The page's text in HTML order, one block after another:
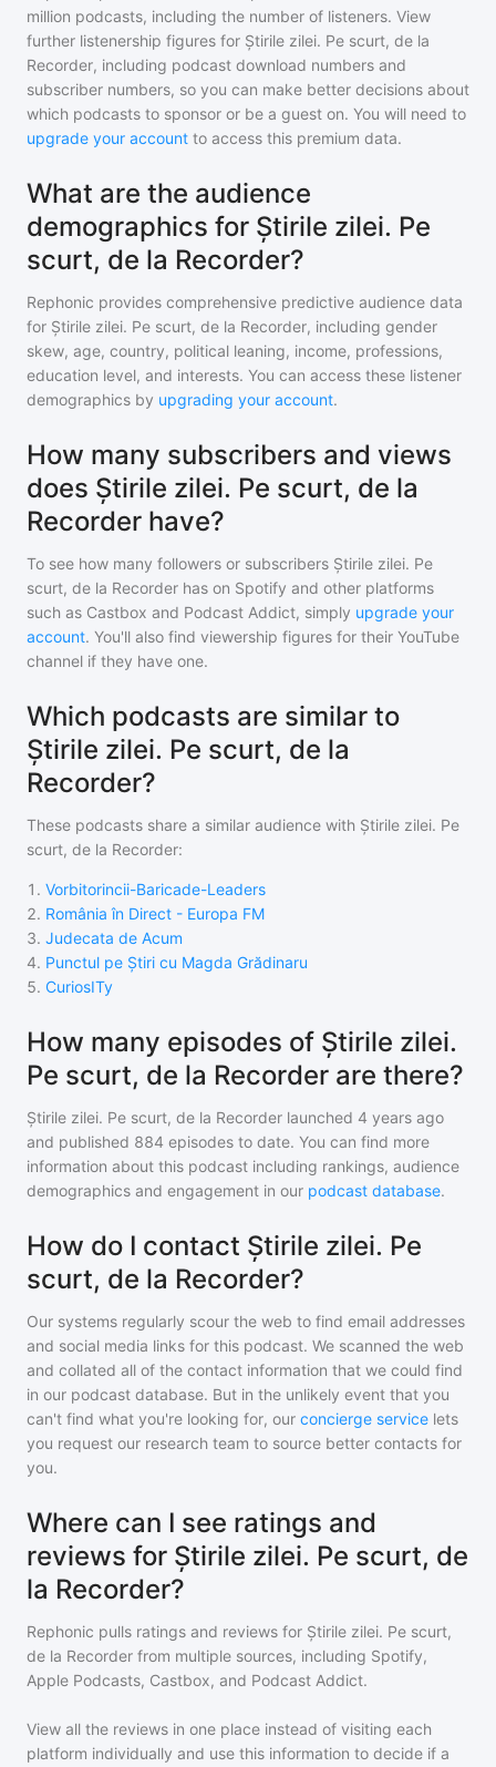
million podcasts, including the number of listeners. View
further listenership figures for Știrile zilei. Pe scurt, de la
Recorder, including podcast download numbers and
subscriber numbers, so you can make better decisions about
which podcasts to sponsor or be a guest on. You will need to
upgrade your account to access this premium data.
What are the audience
demographics for Știrile zilei. Pe
scurt, de la Recorder?
Rephonic provides comprehensive predictive audience data
for Știrile zilei. Pe scurt, de la Recorder, including gender
skew, age, country, political leaning, income, professions,
education level, and interests. You can access these listener
demographics by upgrading your account.
How many subscribers and views
does Știrile zilei. Pe scurt, de la
Recorder have?
To see how many followers or subscribers Știrile zilei. Pe
scurt, de la Recorder has on Spotify and other platforms
such as Castbox and Podcast Addict, simply upgrade your
account. You'll also find viewership figures for their YouTube
channel if they have one.
Which podcasts are similar to
Știrile zilei. Pe scurt, de la
Recorder?
These podcasts share a similar audience with Știrile zilei. Pe
scurt, de la Recorder:
1 . Vorbitorincii-Baricade-Leaders
2. România în Direct - Europa FM
3. Judecata de Acum
4. Punctul pe Știri cu Magda Grădinaru
5. CuriosITy
How many episodes of Știrile zilei.
Pe scurt, de la Recorder are there?
Știrile zilei. Pe scurt, de la Recorder launched 4 years ago
and published 884 episodes to date. You can find more
information about this podcast including rankings, audience
demographics and engagement in our podcast database.
How do I contact Știrile zilei. Pe
scurt, de la Recorder?
Our systems regularly scour the web to find email addresses
and social media links for this podcast. We scanned the web
and collated all of the contact information that we could find
in our podcast database. But in the unlikely event that you
can't find what you're looking for, our concierge service lets
you request our research team to source better contacts for
you.
Where can I see ratings and
reviews for Știrile zilei. Pe scurt, de
la Recorder?
Rephonic pulls ratings and reviews for Știrile zilei. Pe scurt,
de la Recorder from multiple sources, including Spotify,
Apple Podcasts, Castbox, and Podcast Addict.
View all the reviews in one place instead of visiting each
platform individually and use this information to decide if a